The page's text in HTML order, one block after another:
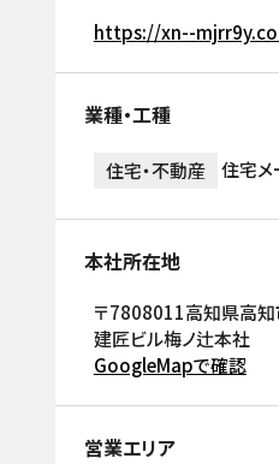
https://xn--
業種・工種
住宅・不動産 住宅メ
本社所在地
〒7808011高知県高
建匠ビル梅ノ辻本社
GoogleMapで確認
営業エリア